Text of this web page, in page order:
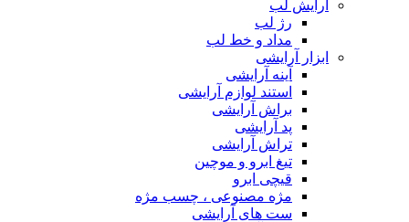
آرایش لب
رژ لب
مداد و خط لب
ابزار آرایشی
آینه آرایشی
استند لوازم آرایشی
براش آرایشی
پد آرایشی
تراش آرایشی
تیغ ابرو و موچین
قیچی ابرو
مژه مصنوعی ، چسب مژه
ست های آرایشی